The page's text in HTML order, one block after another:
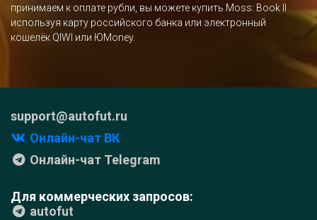
принимаем к оплате рубли, вы можете купить Moss: Book II
используя карту российского банка или электронный
кошелёк QIWI или ЮMoney.
support@autofut.ru
Онлайн-чат ВК
Онлайн-чат Telegram
Для коммерческих запросов:
autofut